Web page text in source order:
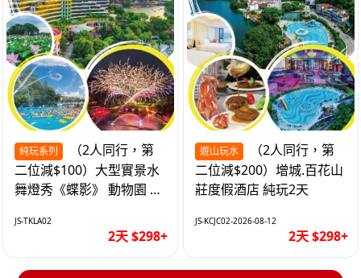
純玩系列
二位減$100）大型實景水
舞燈秀《蝶影》 動物園 水
純玩2天
JS-TKLA02
2天 $298+
遊山玩水
二位減$200）增城.百花山
莊度假酒店 純玩2天
JS-KCJC02-2026-08-12
2天 $298+